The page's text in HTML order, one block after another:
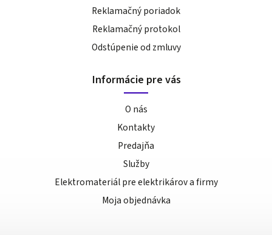
Reklamačný poriadok
Reklamačný protokol
Odstúpenie od zmluvy
Informácie pre vás
O nás
Kontakty
Predajňa
Služby
Elektromateriál pre elektrikárov a firmy
Moja objednávka